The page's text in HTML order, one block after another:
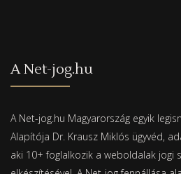
A Net-jog.hu
A Net-jog.hu Magyarország egyik
Alapítója Dr. Krausz Miklós ügyvéd,
aki 10+ foglalkozik a weboldalak jogi